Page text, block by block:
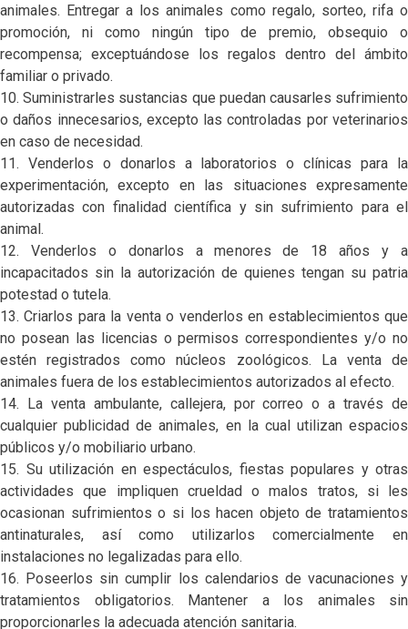
animales. Entregar a los animales como regalo, sorteo, rifa o
promoción, ni como ningún tipo de premio, obsequio o
recompensa; exceptuándose los regalos dentro del ámbito
familiar o privado.
10. Suministrarles sustancias que puedan causarles sufrimiento
o daños innecesarios, excepto las controladas por veterinarios
en caso de necesidad.
11. Venderlos o donarlos a laboratorios o clínicas para la
experimentación, excepto en las situaciones expresamente
autorizadas con finalidad científica y sin sufrimiento para el
animal.
12. Venderlos o donarlos a menores de 18 años y a
incapacitados sin la autorización de quienes tengan su patria
potestad o tutela.
13. Criarlos para la venta o venderlos en establecimientos que
no posean las licencias o permisos correspondientes y/o no
estén registrados como núcleos zoológicos. La venta de
animales fuera de los establecimientos autorizados al efecto.
14. La venta ambulante, callejera, por correo o a través de
cualquier publicidad de animales, en la cual utilizan espacios
públicos y/o mobiliario urbano.
15. Su utilización en espectáculos, fiestas populares y otras
actividades que impliquen crueldad o malos tratos, si les
ocasionan sufrimientos o si los hacen objeto de tratamientos
antinaturales, así como utilizarlos comercialmente en
instalaciones no legalizadas para ello.
16. Poseerlos sin cumplir los calendarios de vacunaciones y
tratamientos obligatorios. Mantener a los animales sin
proporcionarles la adecuada atención sanitaria.